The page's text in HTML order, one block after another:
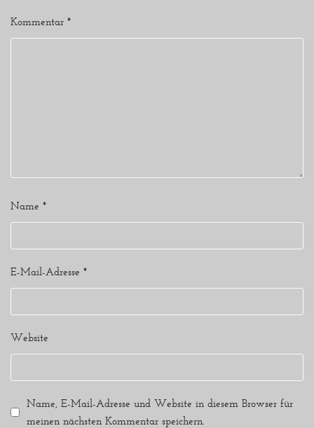
Kommentar *
Name *
E-Mail-Adresse *
Website
Name, E-Mail-Adresse und Website in diesem Browser für
meinen nächsten Kommentar speichern.